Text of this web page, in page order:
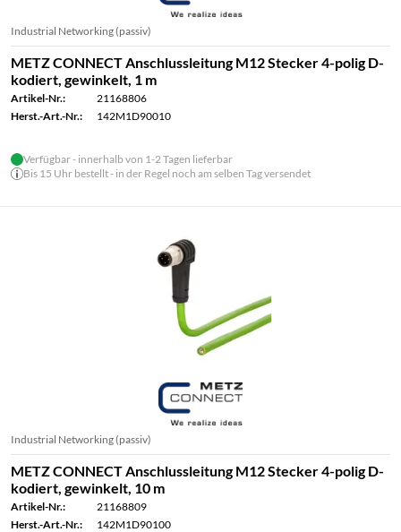
Industrial Networking (passiv)
METZ CONNECT Anschlussleitung M12 Stecker 4-polig D-
kodiert, gewinkelt, 1 m
Artikel-Nr.:
21168806
Herst.-Art.-Nr.:
142M1D90010
Verfügbar - innerhalb von 1-2 Tagen lieferbar
Bis 15 Uhr bestellt - in der Regel noch am selben Tag versendet
Industrial Networking (passiv)
METZ CONNECT Anschlussleitung M12 Stecker 4-polig D-
kodiert, gewinkelt, 10 m
Artikel-Nr.:
21168809
Herst.-Art.-Nr.:
142M1D90100